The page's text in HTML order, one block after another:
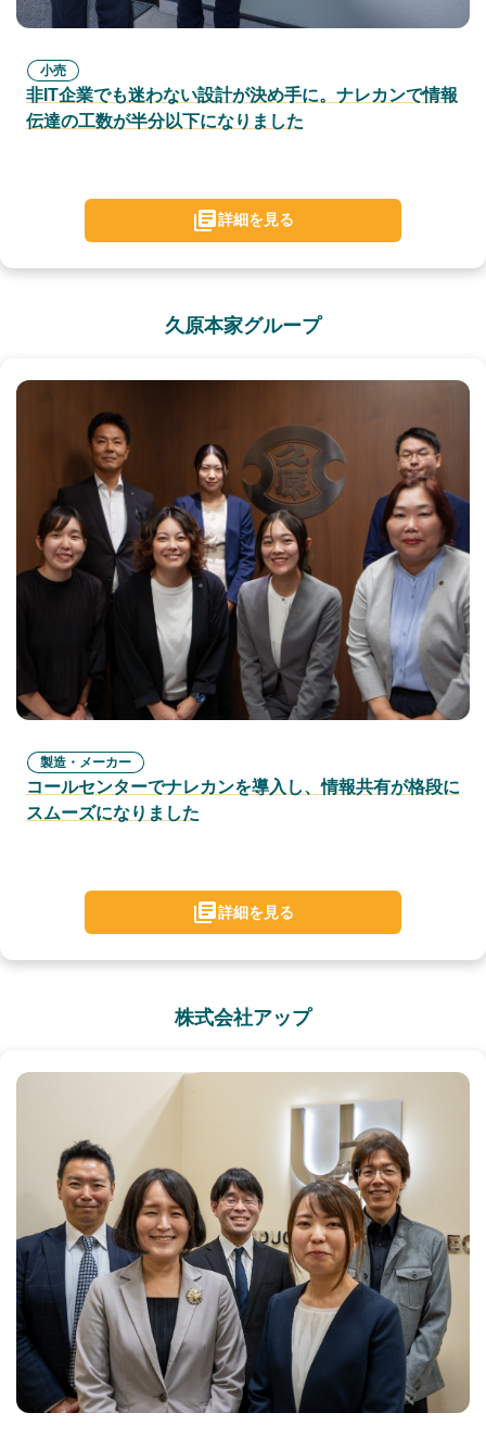
小売
非IT企業でも迷わない設計が決め手に。ナレカンで情報
伝達の工数が半分以下になりました
詳細を見る
久原本家グループ
製造・メーカー
コールセンターでナレカンを導入し、情報共有が格段に
スムーズになりました
詳細を見る
株式会社アップ